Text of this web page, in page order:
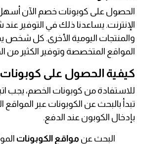
الحصول على كوبونات خصم الآن
الإنترنت. يساعدنا ذلك في التوفير عند
والمنتجات اليومية الأخرى. كل شخص
المواقع المتخصصة وتوفير الكثير من
كيفية الحصول على كوبونات
للاستفادة من كوبونات الخصم، يجب
تبدأ بالبحث عن الكوبونات عبر
بإدخال الكوبون عند الدفع.
البحث عن مواقع الكوبونات